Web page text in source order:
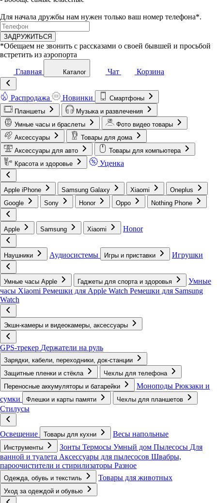
Для начала дружбы нам нужен только ваш номер телефона*.
ЗАДРУЖИТЬСЯ
*Обещаем не звонить с рассказами о своей бывшей и просьбой
встретить из аэропорта
Главная Каталог Чат Корзина
Распродажа Новинки
Смартфоны
Планшеты
Музыка и развлечения
Умные часы и браслеты
Фото видео товары
Аксессуары
Товары для дома
Аксессуары для авто
Товары для компьютера
Красота и здоровье
Уценка
Apple iPhone Samsung Galaxy Xiaomi
Oneplus
Google
Sony Honor Oppo Nothing Phone
Apple Samsung Xiaomi Honor
Наушники Аудиосистемы Игры и приставки Игрушки
Умные часы Apple Гаджеты для спорта и здоровья
Умные
часы Xiaomi Ремешки для Apple Watch Ремешки для Samsung
Watch
Экшн-камеры и видеокамеры, аксессуары
GPS-трекер Держатели на руль
Зарядки, кабели, переходники, док-станции
Защитные пленки и стёкла
Чехлы для телефона
Переносные аккумуляторы и батарейки
Моноподы Рюкзаки и
сумки
Флешки и карты памяти Чехлы для планшетов
Стилусы
Освещение Товары для кухни Весы напольные
Инструменты Зонты Термосы Умный дом Пылесосы Для
ванной и туалета Аксессуары для пылесосов Швабры,
пароочистители и стирилизаторы Разное
Одежда, обувь и текстиль Товары для животных
Уход за одеждой и обувью